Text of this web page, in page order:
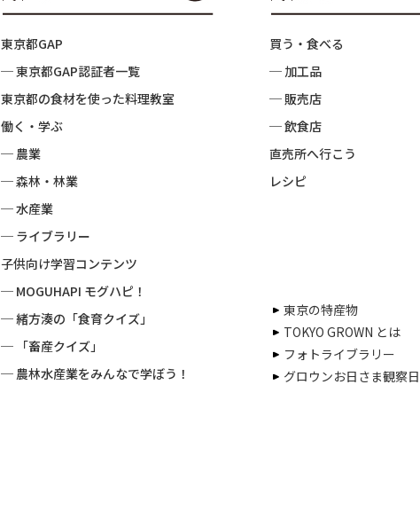
東京都GAP
─ 東京都GAP認証者一覧
東京都の食材を使った料理教室
働く・学ぶ
─ 農業
─ 森林・林業
─ 水産業
─ ライブラリー
子供向け学習コンテンツ
─ MOGUHAPI モグハピ！
─ 緒方湊の「食育クイズ」
─ 「畜産クイズ」
─ 農林水産業をみんなで学ぼう！
買う・食べる
─ 加工品
─ 販売店
─ 飲食店
直売所へ行こう
レシピ
東京の特産物
TOKYO GROWN とは
フォトライブラリー
グロウンお日さま観察